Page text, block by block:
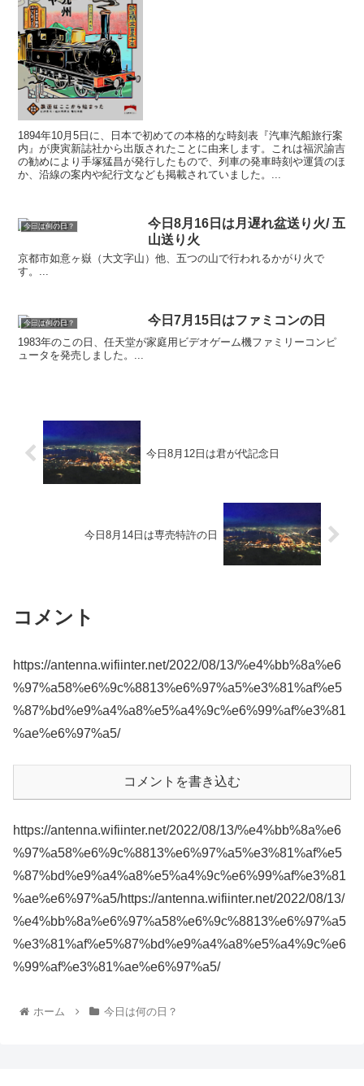
1894年10月5日に、日本で初めての本格的な時刻表『汽車汽船旅行案
内』が庚寅新誌社から出版されたことに由来します。これは福沢諭吉
の勧めにより手塚猛昌が発行したもので、列車の発車時刻や運賃のほ
か、沿線の案内や紀行文なども掲載されていました。...
今日は何の日？
今日8月16日は月遅れ盆送り火/ 五
山送り火
京都市如意ヶ嶽（大文字山）他、五つの山で行われるかがり火で
す。...
今日は何の日？ 今日7月15日はファミコンの日
1983年のこの日、任天堂が家庭用ビデオゲーム機ファミリーコンピ
ュータを発売しました。...
今日8月12日は君が代記念日
今日8月14日は専売特許の日
コメント
https://antenna.wifiinter.net/2022/08/13/%e4%bb%8a%e6
%97%a58%e6%9c%8813%e6%97%a5%e3%81%af%e5
%87%bd%e9%a4%a8%e5%a4%9c%e6%99%af%e3%81
%ae%e6%97%a5/
コメントを書き込む
https://antenna.wifiinter.net/2022/08/13/%e4%bb%8a%e6
%97%a58%e6%9c%8813%e6%97%a5%e3%81%af%e5
%87%bd%e9%a4%a8%e5%a4%9c%e6%99%af%e3%81
%ae%e6%97%a5/https://antenna.wifiinter.net/2022/08/13/
%e4%bb%8a%e6%97%a58%e6%9c%8813%e6%97%a5
%e3%81%af%e5%87%bd%e9%a4%a8%e5%a4%9c%e6
%99%af%e3%81%ae%e6%97%a5/
ホーム 今日は何の日？